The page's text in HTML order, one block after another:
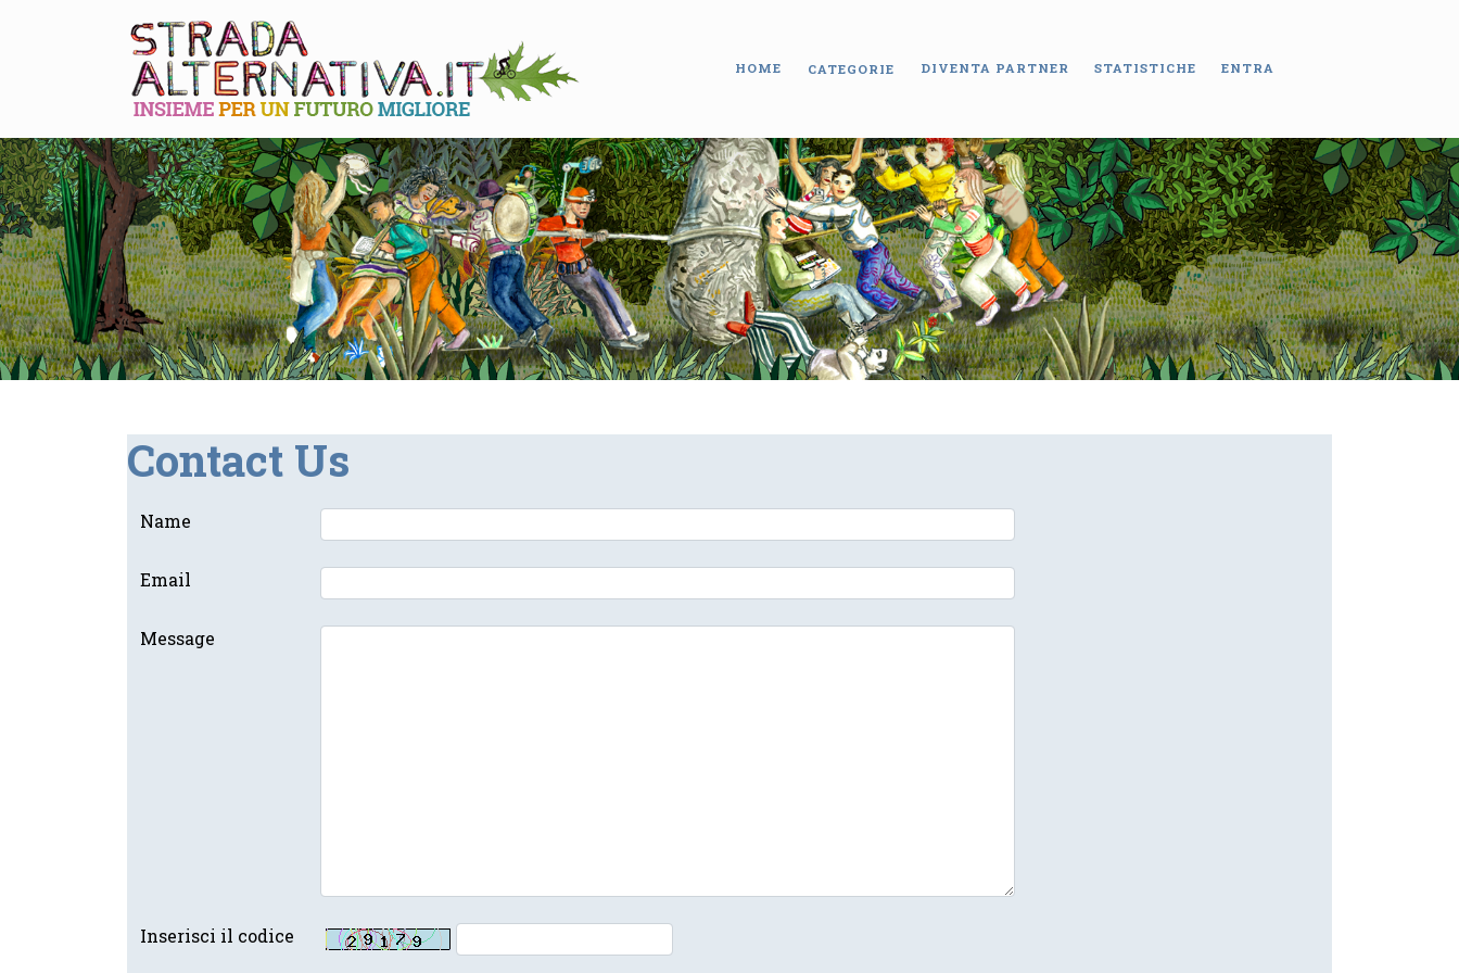
HOME CATEGORIE DIVENTA PARTNER STATISTICHE ENTRA
Contact Us
Name
Email
Message
Inserisci il codice